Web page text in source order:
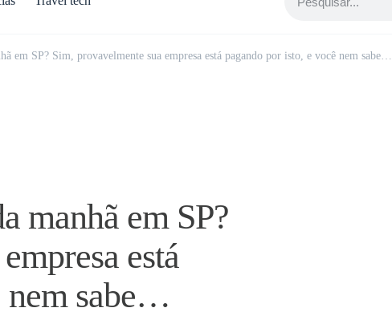
em SP? Sim, provavelmente sua empresa está pagando por isto, e você nem sabe…
manhã em SP?
está
nem sabe…